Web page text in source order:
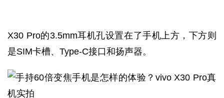
X30 Pro的3.5mm耳机孔设置在了手机上方，下方则
是SIM卡槽、Type-C接口和扬声器。